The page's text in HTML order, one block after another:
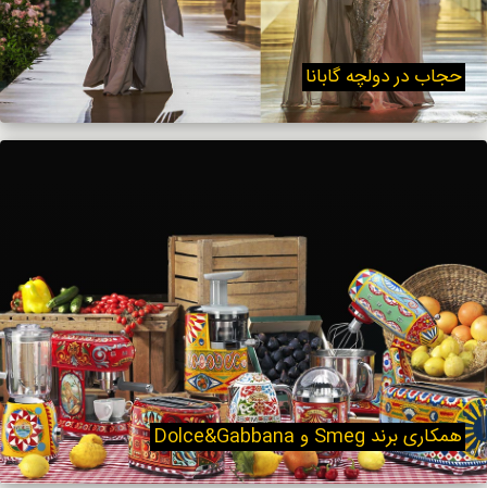
حجاب در دولچه گابانا
همکاری برند Smeg و Dolce&Gabbana